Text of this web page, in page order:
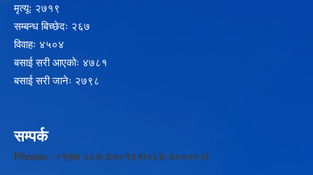
मृत्यूः २७१९
सम्बन्ध बिच्छेदः २६७
विवाहः ४५०४
बसाई सरी आएकोः ४७८१
बसाई सरी जानेः २७९८
सम्पर्क
Phone:- +९७७ ०८४-४००१६१/०८४-४००००२/